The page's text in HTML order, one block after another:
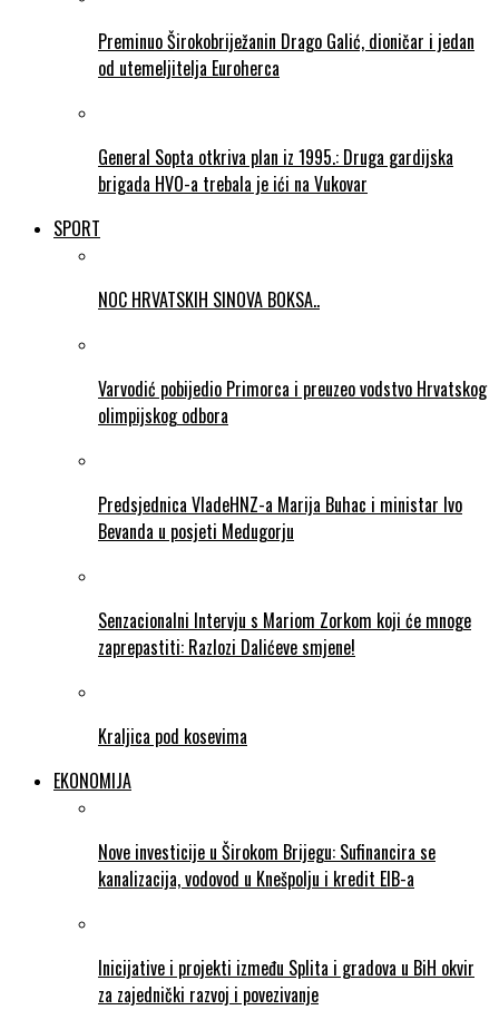
Preminuo Širokobriježanin Drago Galić, dioničar i jedan
od utemeljitelja Euroherca
General Sopta otkriva plan iz 1995.: Druga gardijska
brigada HVO-a trebala je ići na Vukovar
SPORT
NOC HRVATSKIH SINOVA BOKSA..
Varvodić pobijedio Primorca i preuzeo vodstvo Hrvatskog
olimpijskog odbora
Predsjednica VladeHNZ-a Marija Buhac i ministar Ivo
Bevanda u posjeti Medugorju
Senzacionalni Intervju s Mariom Zorkom koji će mnoge
zaprepastiti: Razlozi Dalićeve smjene!
Kraljica pod kosevima
EKONOMIJA
Nove investicije u Širokom Brijegu: Sufinancira se
kanalizacija, vodovod u Knešpolju i kredit EIB-a
Inicijative i projekti između Splita i gradova u BiH okvir
za zajednički razvoj i povezivanje